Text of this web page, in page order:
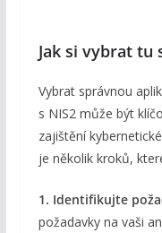
Jak si vybrat tu
Vybrat správnou
s NIS2 může být
zajištění
je několik kroků,
1. Identifikujte
požadavky na vaši